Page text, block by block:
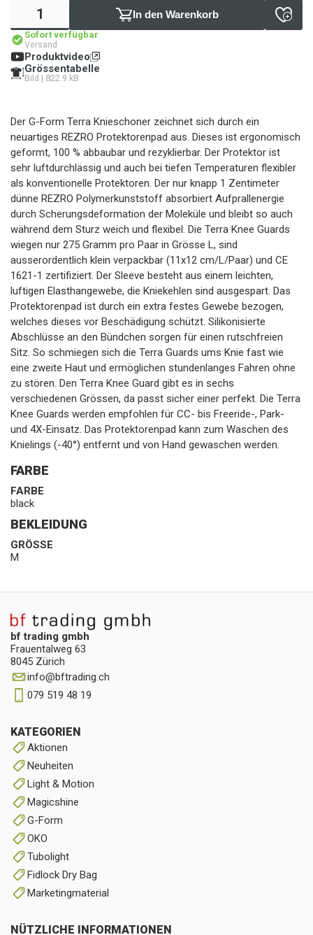
In den Warenkorb
Sofort verfügbar
Versand
Produktvideo
Grössentabelle
Bild | 822.9 kB
Der G-Form Terra Knieschoner zeichnet sich durch ein
neuartiges REZRO Protektorenpad aus. Dieses ist ergonomisch
geformt, 100 % abbaubar und rezyklierbar. Der Protektor ist
sehr luftdurchlässig und auch bei tiefen Temperaturen flexibler
als konventionelle Protektoren. Der nur knapp 1 Zentimeter
dünne REZRO Polymerkunststoff absorbiert Aufprallenergie
durch Scherungsdeformation der Moleküle und bleibt so auch
während dem Sturz weich und flexibel. Die Terra Knee Guards
wiegen nur 275 Gramm pro Paar in Grösse L, sind
ausserordentlich klein verpackbar (11x12 cm/L/Paar) und CE
1621-1 zertifiziert. Der Sleeve besteht aus einem leichten,
luftigen Elasthangewebe, die Kniekehlen sind ausgespart. Das
Protektorenpad ist durch ein extra festes Gewebe bezogen,
welches dieses vor Beschädigung schützt. Silikonisierte
Abschlüsse an den Bündchen sorgen für einen rutschfreien
Sitz. So schmiegen sich die Terra Guards ums Knie fast wie
eine zweite Haut und ermöglichen stundenlanges Fahren ohne
zu stören. Den Terra Knee Guard gibt es in sechs
verschiedenen Grössen, da passt sicher einer perfekt. Die Terra
Knee Guards werden empfohlen für CC- bis Freeride-, Park-
und 4X-Einsatz. Das Protektorenpad kann zum Waschen des
Knielings (-40°) entfernt und von Hand gewaschen werden.
FARBE
FARBE
black
BEKLEIDUNG
GRÖSSE
M
bf trading gmbh
Frauentalweg 63
8045 Zürich
info@bftrading.ch
079 519 48 19
KATEGORIEN
Aktionen
Neuheiten
Light & Motion
Magicshine
G-Form
OKO
Tubolight
Fidlock Dry Bag
Marketingmaterial
NÜTZLICHE INFORMATIONEN